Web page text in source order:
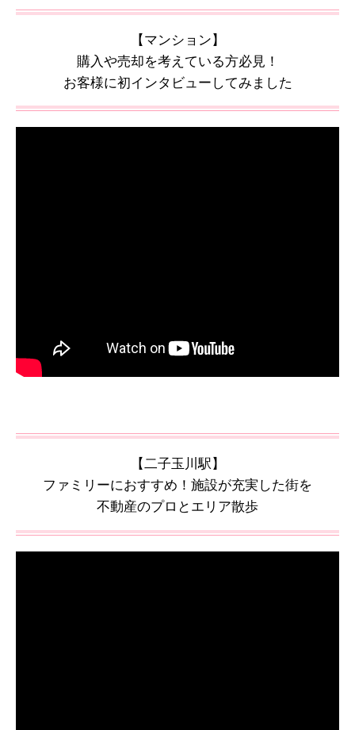
【マンション】
購入や売却を考えている方必見！
お客様に初インタビューしてみました
【二子玉川駅】
ファミリーにおすすめ！施設が充実した街を
不動産のプロとエリア散歩